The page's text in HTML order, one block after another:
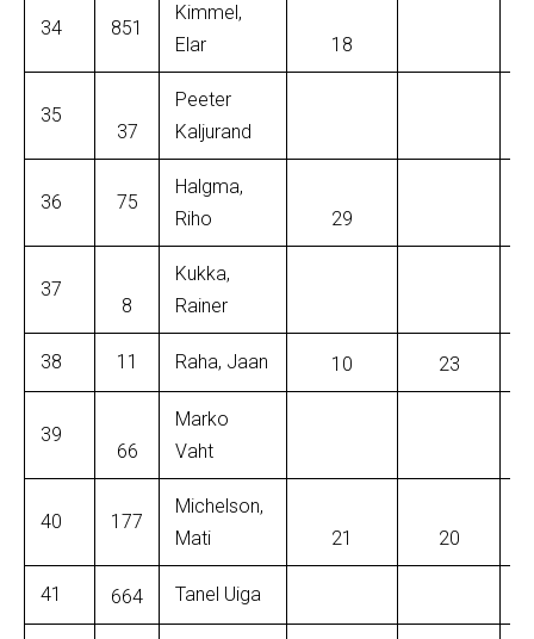
34 851
Kimmel,
Elar
18
35
37
Peeter
Kaljurand
36 75
Halgma,
Riho
29
37
8
Kukka,
Rainer
38 11 Raha, Jaan 10 23
39
66
Marko
Vaht
40 177
Michelson,
Mati
21 20
41 664 Tanel Uiga